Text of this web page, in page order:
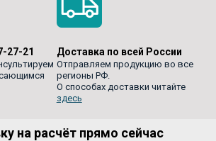
27-21 Доставка по всей России
Отправляем продукцию во все
регионы РФ.
О способах доставки читайте
здесь
на расчёт прямо сейчас